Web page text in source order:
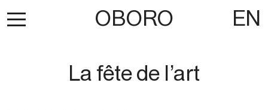
OBORO EN
La fête de l’art